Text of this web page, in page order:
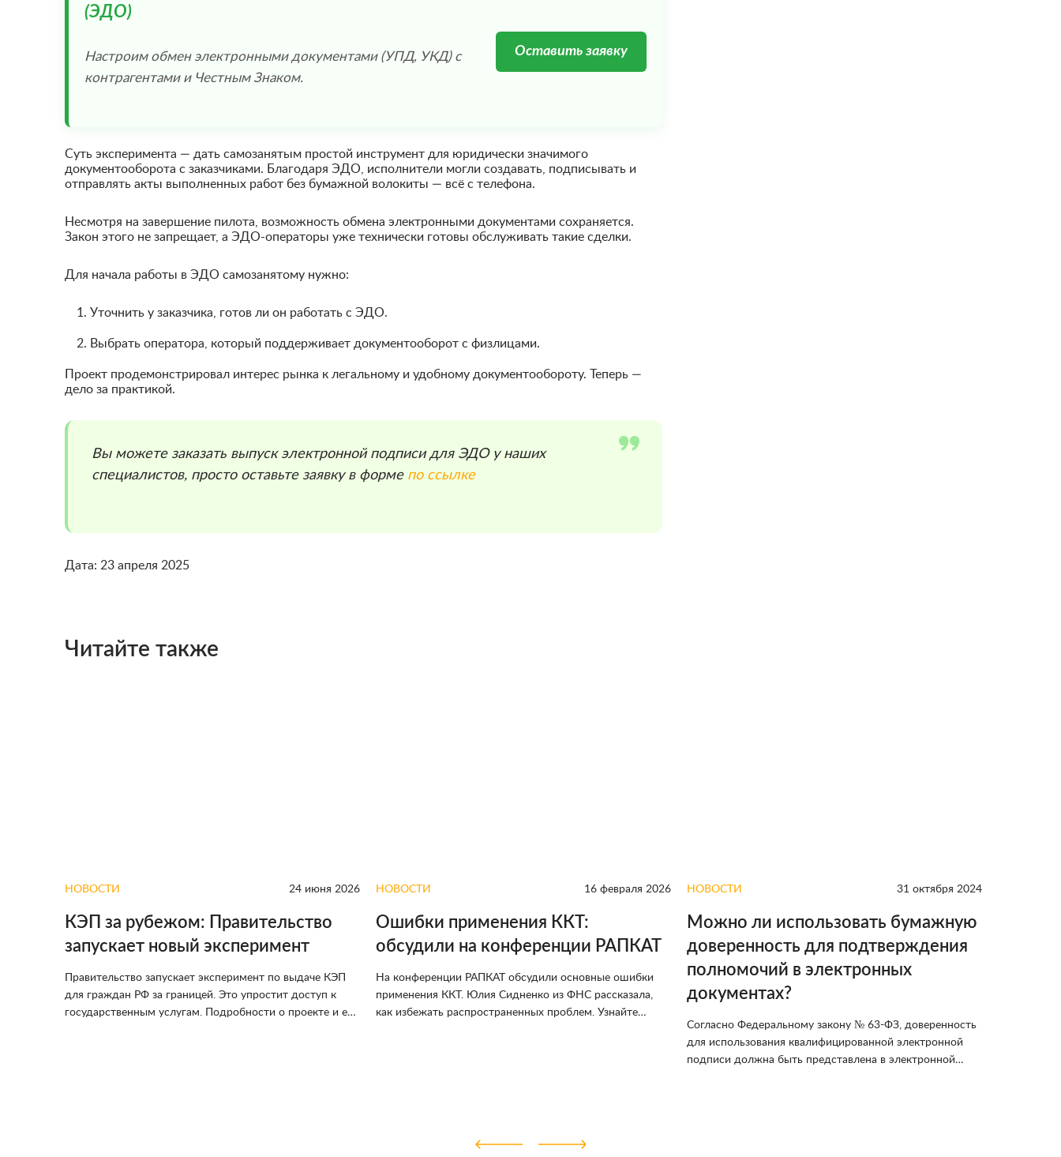
(ЭДО)
Настроим обмен электронными документами (УПД, УКД) с
контрагентами и Честным Знаком.
Оставить заявку
Суть эксперимента — дать самозанятым простой инструмент для юридически значимого
документооборота с заказчиками. Благодаря ЭДО, исполнители могли создавать, подписывать и
отправлять акты выполненных работ без бумажной волокиты — всё с телефона.
Несмотря на завершение пилота, возможность обмена электронными документами сохраняется.
Закон этого не запрещает, а ЭДО-операторы уже технически готовы обслуживать такие сделки.
Для начала работы в ЭДО самозанятому нужно:
Уточнить у заказчика, готов ли он работать с ЭДО.
Выбрать оператора, который поддерживает документооборот с физлицами.
Проект продемонстрировал интерес рынка к легальному и удобному документообороту. Теперь —
дело за практикой.
Вы можете заказать выпуск электронной подписи для ЭДО у наших
специалистов, просто оставьте заявку в форме по ссылке
Дата: 23 апреля 2025
Читайте также
НОВОСТИ 24 июня 2026
КЭП за рубежом: Правительство
запускает новый эксперимент
Правительство запускает эксперимент по выдаче КЭП
для граждан РФ за границей. Это упростит доступ к
государственным услугам. Подробности о проекте и его
НОВОСТИ 16 февраля 2026
Ошибки применения ККТ:
обсудили на конференции РАПКАТ
На конференции РАПКАТ обсудили основные ошибки
применения ККТ. Юлия Сидненко из ФНС рассказала,
как избежать распространенных проблем. Узнайте
НОВОСТИ 31 октября 2024
Можно ли использовать бумажную
доверенность для подтверждения
полномочий в электронных
документах?
Согласно Федеральному закону № 63-ФЗ, доверенность
для использования квалифицированной электронной
подписи должна быть представлена в электронной